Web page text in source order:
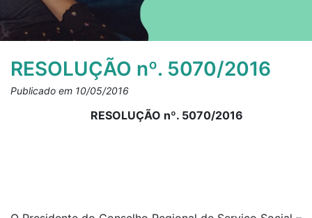
RESOLUÇÃO nº. 5070/2016
Publicado em 10/05/2016
RESOLUÇÃO nº. 5070/2016